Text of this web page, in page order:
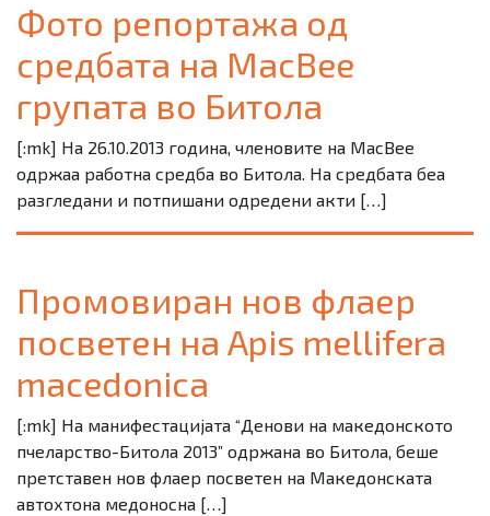
Фото репортажа од
средбата на MacBee
групата во Битола
[:mk] На 26.10.2013 година, членовите на MacBee
одржаа работна средба во Битола. На средбата беа
разгледани и потпишани одредени акти […]
Промовиран нов флаер
посветен на Apis mellifera
macedonica
[:mk] На манифестацијата “Денови на македонското
пчеларство-Битола 2013” одржана во Битола, беше
претставен нов флаер посветен на Македонската
автохтона медоносна […]